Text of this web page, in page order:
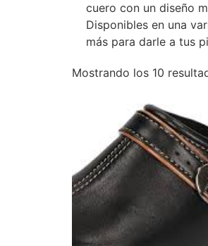
cuero con un diseño
Disponibles en una
más para darle a tus
Mostrando los 10